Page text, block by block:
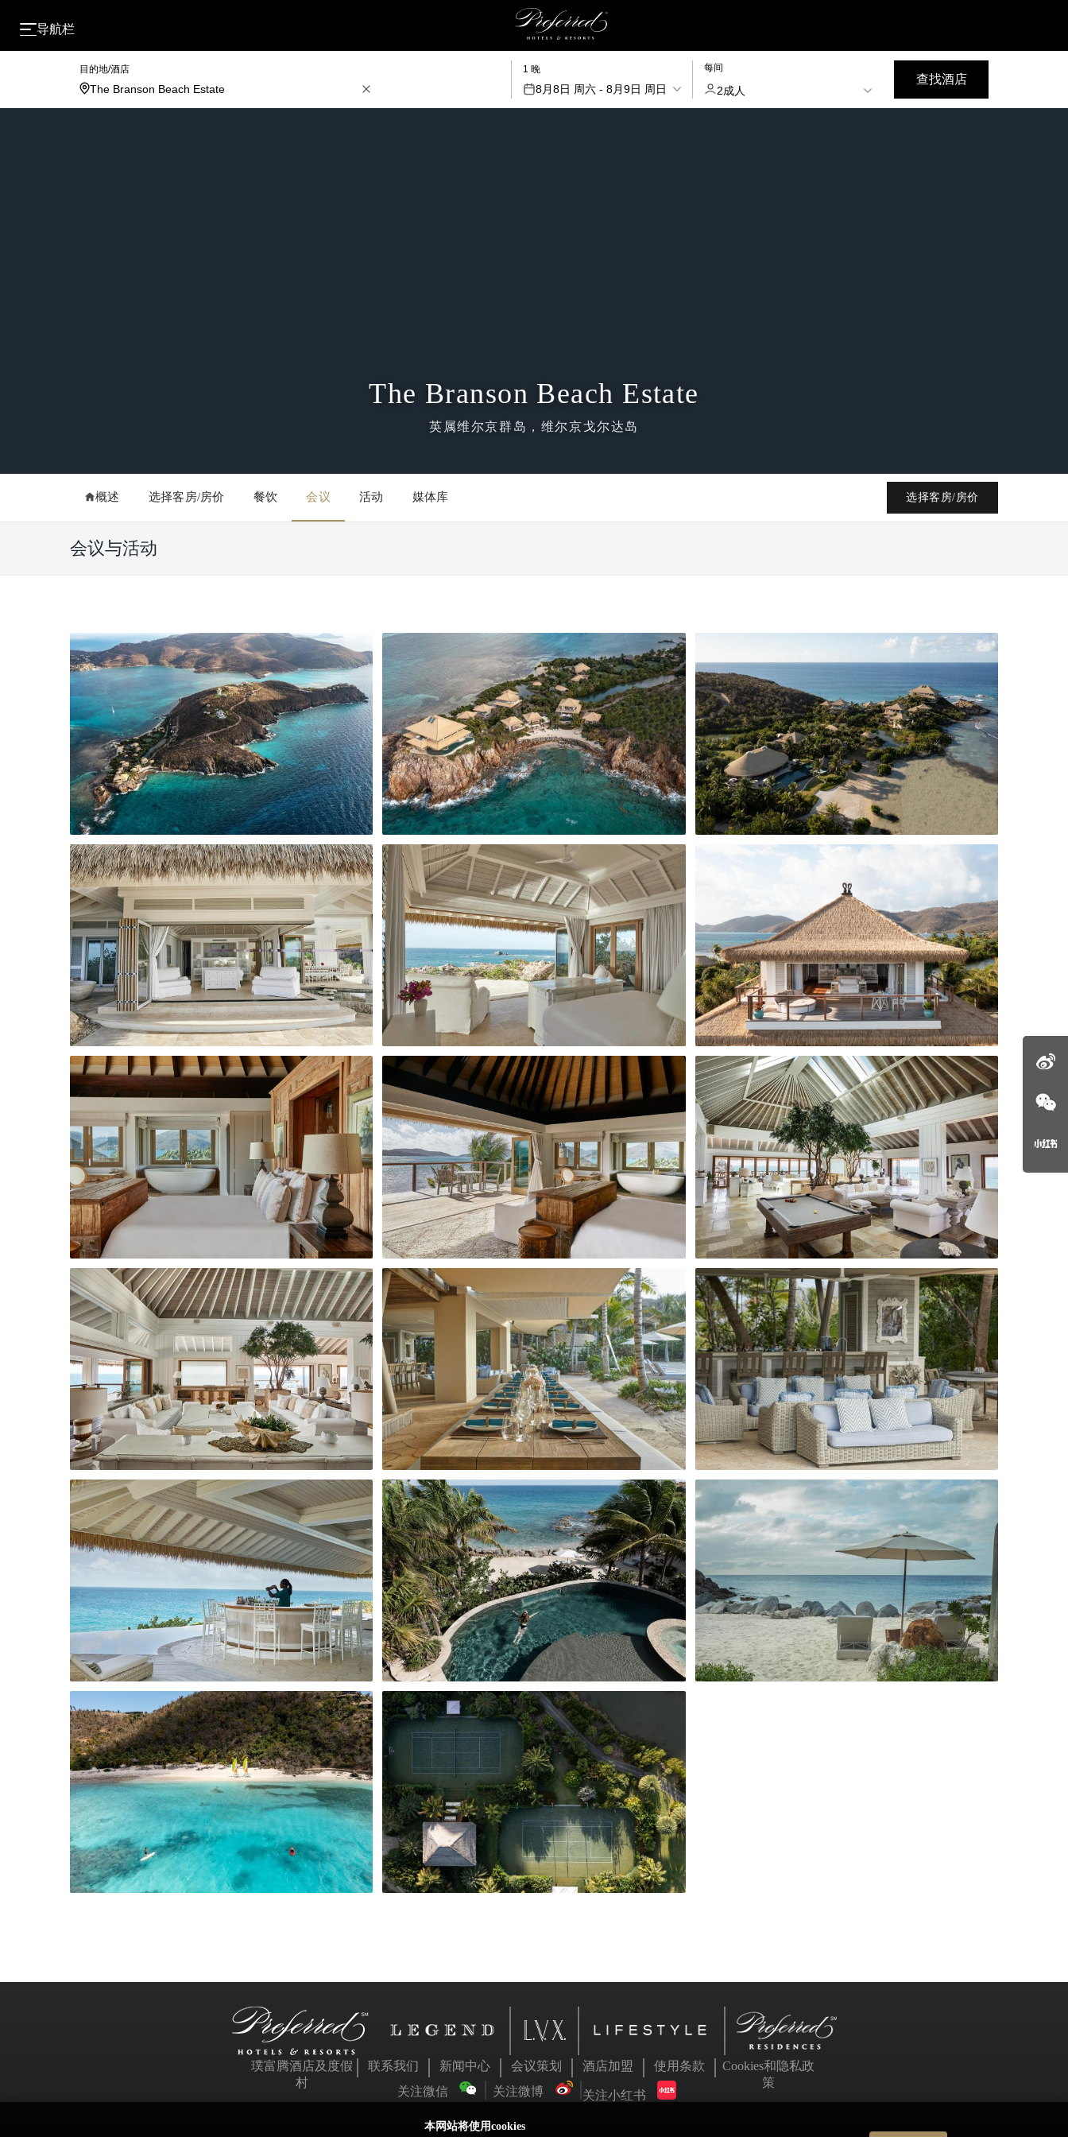
本网站将使用cookies
导航栏
目的地/酒店 1 晚
8月8日 周六 - 8月9日 周日
每间
2成人
查找酒店
The Branson Beach Estate
英属维尔京群岛，维尔京戈尔达岛
概述 选择客房/房价 餐饮 会议 活动 媒体库 选择客房/房价
会议与活动
璞富腾酒店及度假
村
联系我们 新闻中心 会议策划 酒店加盟 使用条款
Cookies和隐私政
策
关注微信 关注微博 关注小红书